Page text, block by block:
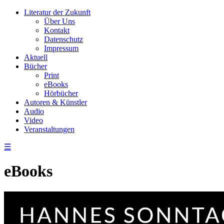
Literatur der Zukunft
Über Uns
Kontakt
Datenschutz
Impressum
Aktuell
Bücher
Print
eBooks
Hörbücher
Autoren & Künstler
Audio
Video
Veranstaltungen
☰
eBooks